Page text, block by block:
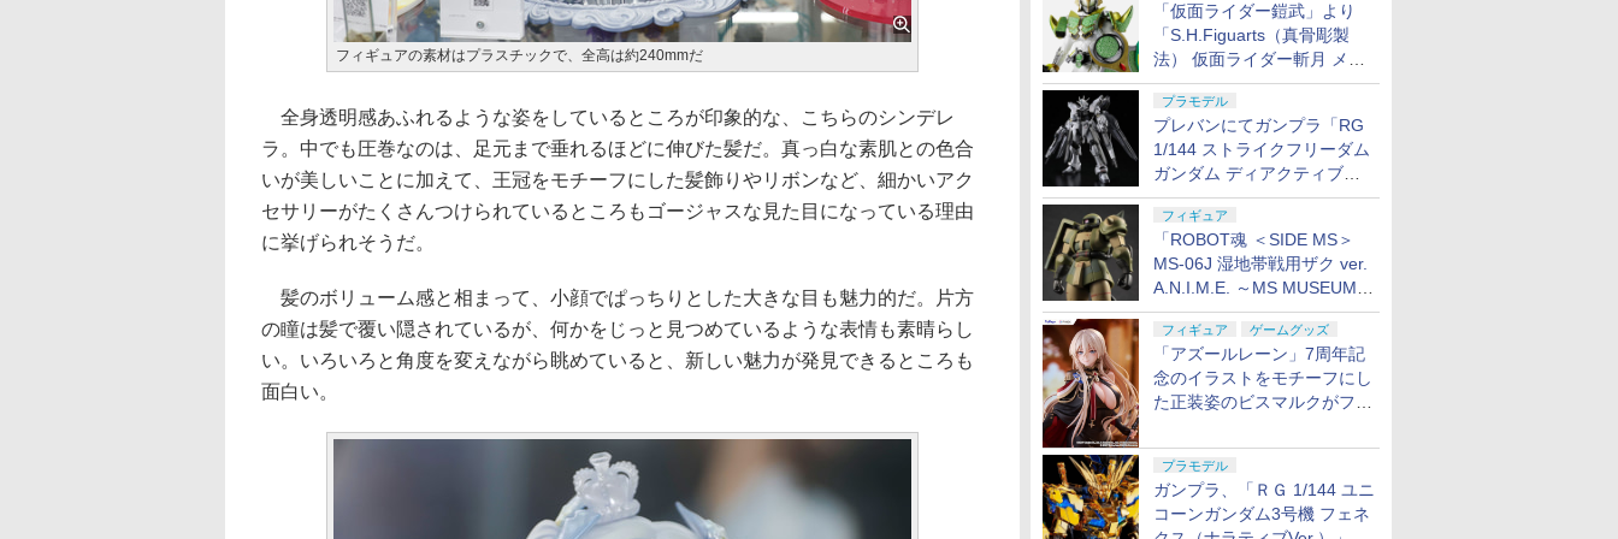
「仮面ライダー鎧武」より
「S.H.Figuarts（真骨彫製
法） 仮面ライダー斬月 メロ
ンアームズ」がプレバンにて
8月7日16時から予約開始！
プラモデル
プレバンにてガンプラ「RG
1/144 ストライクフリーダム
ガンダム ディアクティブモ
ード」の再販分が8月7日11
時より予約開始！
フィギュア
「ROBOT魂 ＜SIDE MS＞
MS-06J 湿地帯戦用ザク ver.
A.N.I.M.E. ～MS MUSEUM
～」がプレバンにて8月7日
16時より予約開始！
フィギュア ゲームグッズ
「アズールレーン」7周年記
念のイラストをモチーフにし
た正装姿のビスマルクがフィ
プラモデル
ガンプラ、「ＲＧ 1/144 ユニ
コーンガンダム3号機 フェネ
フィギュアの素材はプラスチックで、全高は約240mmだ
全身透明感あふれるような姿をしているところが印象的な、こちらのシンデレ
ラ。中でも圧巻なのは、足元まで垂れるほどに伸びた髪だ。真っ白な素肌との色合
いが美しいことに加えて、王冠をモチーフにした髪飾りやリボンなど、細かいアク
セサリーがたくさんつけられているところもゴージャスな見た目になっている理由
に挙げられそうだ。
髪のボリューム感と相まって、小顔でぱっちりとした大きな目も魅力的だ。片方
の瞳は髪で覆い隠されているが、何かをじっと見つめているような表情も素晴らし
い。いろいろと角度を変えながら眺めていると、新しい魅力が発見できるところも
面白い。